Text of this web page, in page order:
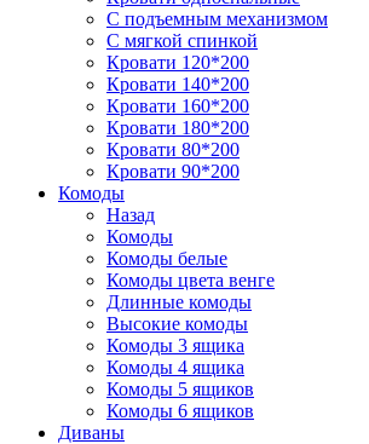
С подъемным механизмом
С мягкой спинкой
Кровати 120*200
Кровати 140*200
Кровати 160*200
Кровати 180*200
Кровати 80*200
Кровати 90*200
Комоды
Назад
Комоды
Комоды белые
Комоды цвета венге
Длинные комоды
Высокие комоды
Комоды 3 ящика
Комоды 4 ящика
Комоды 5 ящиков
Комоды 6 ящиков
Диваны